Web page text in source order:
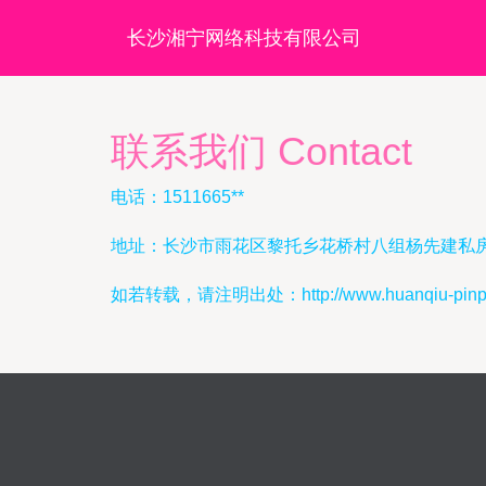
长沙湘宁网络科技有限公司
联系我们 Contact
电话：1511665**
地址：长沙市雨花区黎托乡花桥村八组杨先建私
如若转载，请注明出处：http://www.huanqiu-